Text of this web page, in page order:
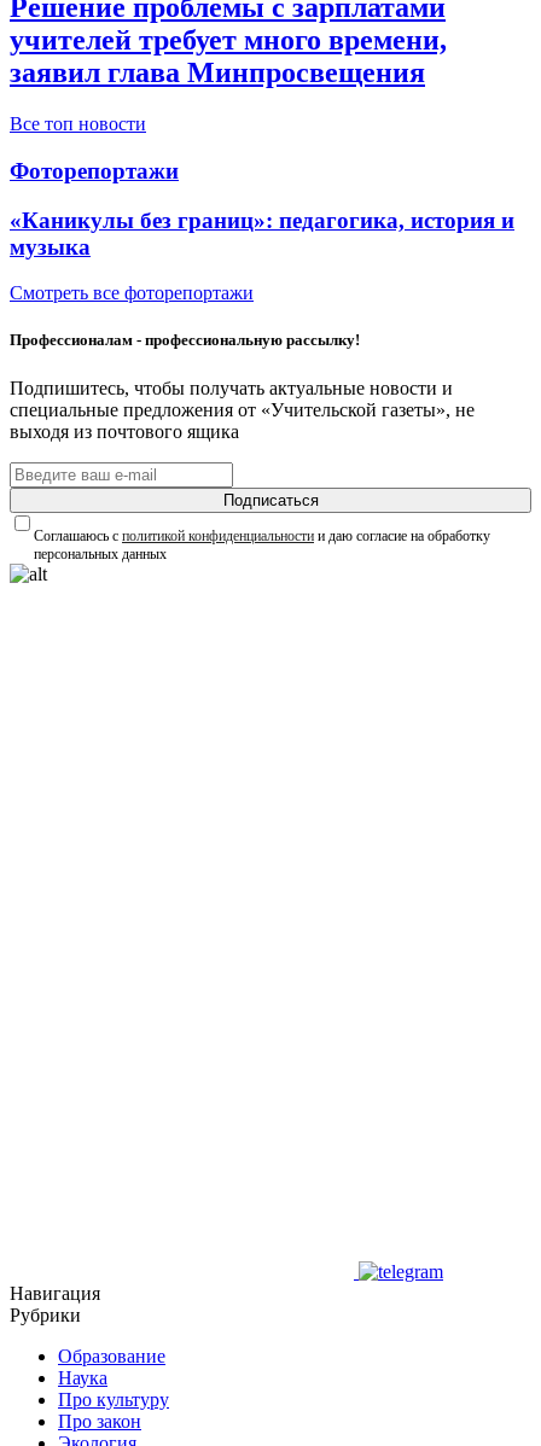
Решение проблемы с зарплатами
учителей требует много времени,
заявил глава Минпросвещения
Все топ новости
Фоторепортажи
«Каникулы без границ»: педагогика, история и
музыка
Смотреть все фоторепортажи
Профессионалам - профессиональную рассылку!
Подпишитесь, чтобы получать актуальные новости и
специальные предложения от «Учительской газеты», не
выходя из почтового ящика
Подписаться
Соглашаюсь с политикой конфиденциальности и даю согласие на обработку
персональных данных
Навигация
Рубрики
Образование
Наука
Про культуру
Про закон